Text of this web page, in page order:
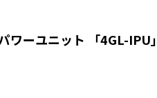
ワーユニット 「4GL-IPU」